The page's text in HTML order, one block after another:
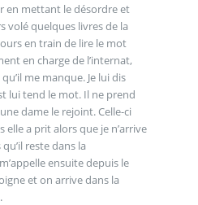
en mettant le désordre et
volé quelques livres de la
en train de lire le mot
en charge de l’internat,
me manque. Je lui dis
lui tend le mot. Il ne prend
dame le rejoint. Celle-ci
elle a prit alors que je n’arrive
reste dans la
ensuite depuis le
et on arrive dans la